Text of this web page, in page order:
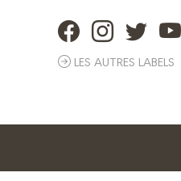
LES AUTRES LABELS